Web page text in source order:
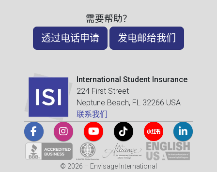
需要帮助？
透过电话申请 发电邮给我们
International Student Insurance
224 First Street
Neptune Beach, FL 32266 USA
联系我们
© 2026 – Envisage International